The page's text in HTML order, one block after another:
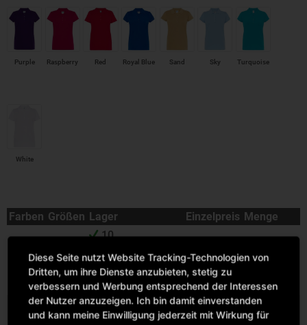
Purple Raspberry Red Royal Blue Sand Sky Turquoise
White
Farben Größen Lager Einzelpreis Menge
S
10
Sofort versandfertig,
Lieferzeit ca. 1-3
Werktage
8
Sofort versandfertig,
Diese Seite nutzt Website Tracking-Technologien von
Dritten, um ihre Dienste anzubieten, stetig zu
verbessern und Werbung entsprechend der Interessen
der Nutzer anzuzeigen. Ich bin damit einverstanden
und kann meine Einwilligung jederzeit mit Wirkung für